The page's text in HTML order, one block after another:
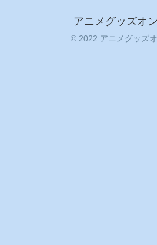
アニメグッズオ
© 2022 アニメグッズ